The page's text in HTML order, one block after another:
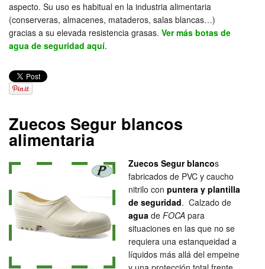
aspecto. Su uso es habitual en la industria alimentaria
(conserveras, almacenes, mataderos, salas blancas…)
gracias a su elevada resistencia grasas. Ver más botas de
agua de seguridad aquí.
Zuecos Segur blancos
alimentaria
Zuecos Segur blancos
fabricados de PVC y caucho
nitrilo con puntera y plantilla
de seguridad. Calzado de
agua de FOCA para
situaciones en las que no se
requiera una estanqueidad a
líquidos más allá del empeine